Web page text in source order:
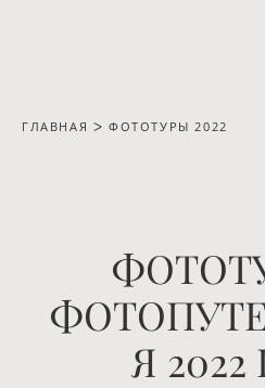
ГЛАВНАЯ ᐳ ФОТОТУРЫ 2022
Я